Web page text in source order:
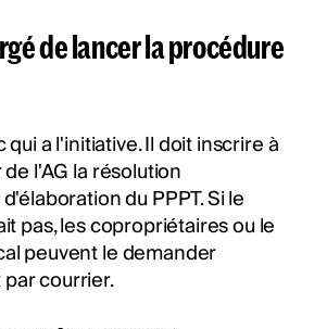
de lancer la procédure
qui a l'initiative. Il doit inscrire à
l'AG la résolution
du PPPT. Si le
pas, les copropriétaires ou le
peuvent le demander
courrier.